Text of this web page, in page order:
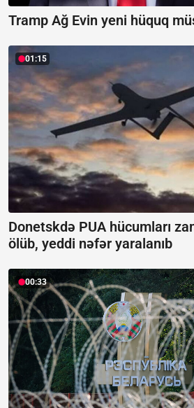
Tramp Ağ Evin yeni hüquq
01:15
Donetskdə PUA hücumları
ölüb, yeddi nəfər yaralanıb
00:33